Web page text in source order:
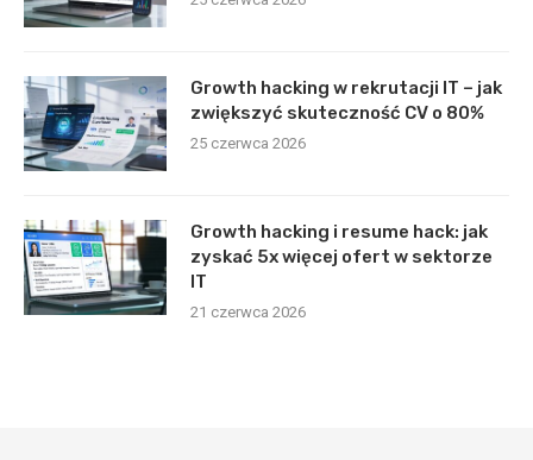
Growth hacking w rekrutacji IT – jak
zwiększyć skuteczność CV o 80%
25 czerwca 2026
Growth hacking i resume hack: jak
zyskać 5x więcej ofert w sektorze
IT
21 czerwca 2026